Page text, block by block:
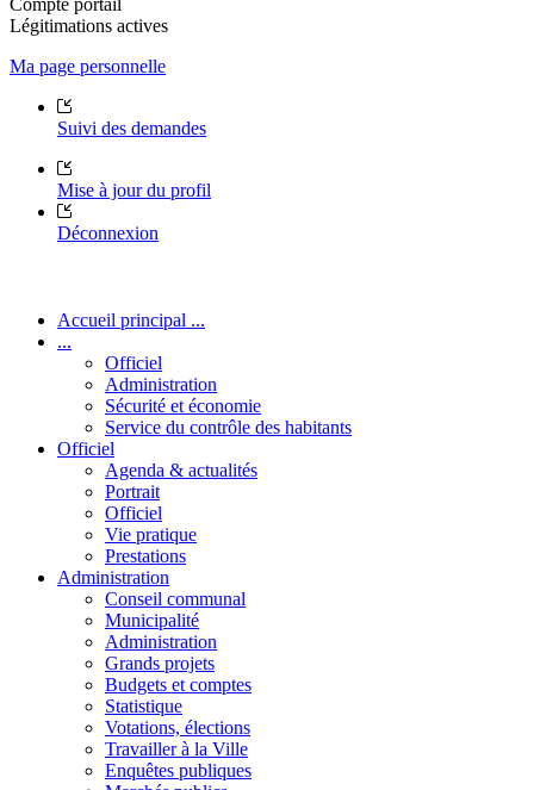
Légitimations actives
Ma page personnelle
Suivi des demandes
Mise à jour du profil
Déconnexion
Accueil principal ...
...
Officiel
Administration
Sécurité et économie
Service du contrôle des habitants
Officiel
Agenda & actualités
Portrait
Officiel
Vie pratique
Prestations
Administration
Conseil communal
Municipalité
Administration
Grands projets
Budgets et comptes
Statistique
Votations, élections
Travailler à la Ville
Enquêtes publiques